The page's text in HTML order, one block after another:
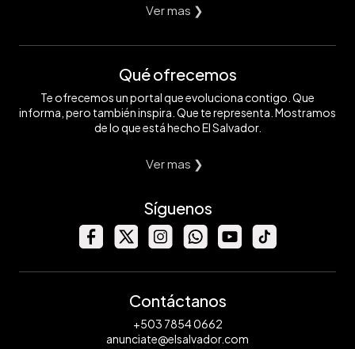
Ver mas ❯
Qué ofrecemos
Te ofrecemos un portal que evoluciona contigo. Que
informa, pero también inspira. Que te representa. Mostramos
de lo que está hecho El Salvador.
Ver mas ❯
Síguenos
Contáctanos
+503 7854 0662
anunciate@elsalvador.com